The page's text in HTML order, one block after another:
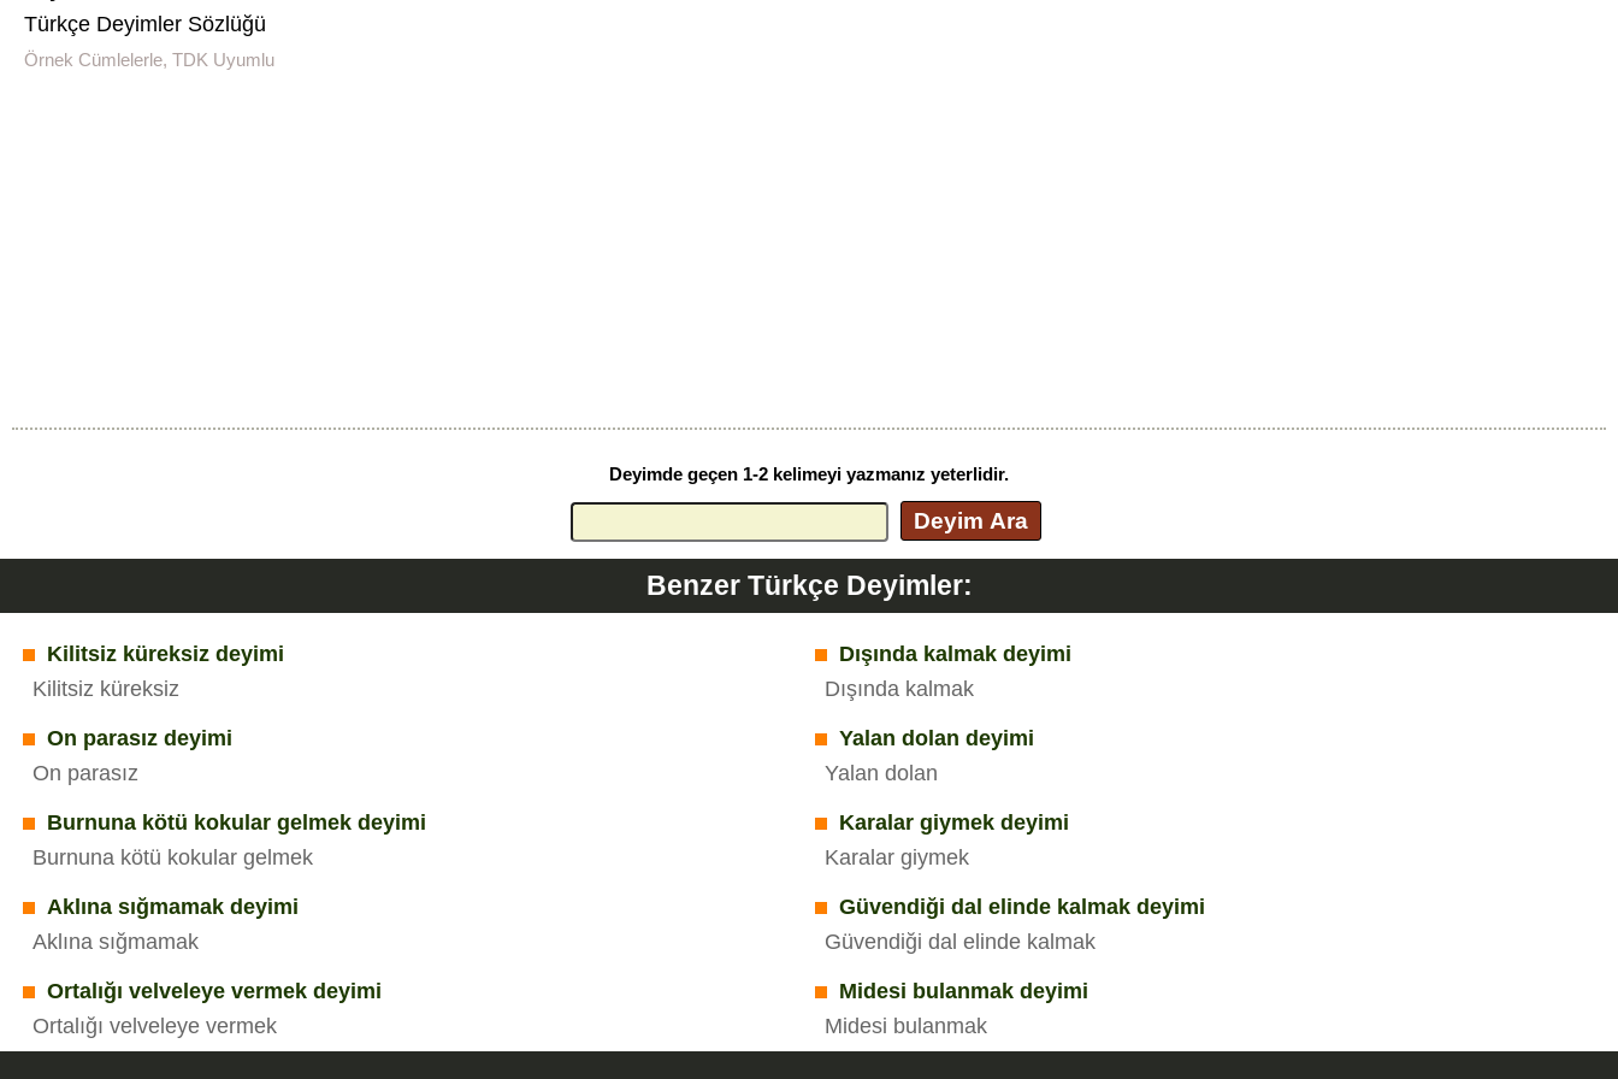
Türkçe Deyimler Sözlüğü
Örnek Cümlelerle, TDK Uyumlu
Deyimde geçen 1-2 kelimeyi yazmanız yeterlidir.
Deyim Ara
Benzer Türkçe Deyimler:
Kilitsiz küreksiz deyimi
Kilitsiz küreksiz
Dışında kalmak deyimi
Dışında kalmak
On parasız deyimi
On parasız
Yalan dolan deyimi
Yalan dolan
Burnuna kötü kokular gelmek deyimi
Burnuna kötü kokular gelmek
Karalar giymek deyimi
Karalar giymek
Aklına sığmamak deyimi
Aklına sığmamak
Güvendiği dal elinde kalmak deyimi
Güvendiği dal elinde kalmak
Ortalığı velveleye vermek deyimi
Ortalığı velveleye vermek
Midesi bulanmak deyimi
Midesi bulanmak